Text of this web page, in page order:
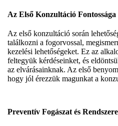
Az Első Konzultáció Fontossága
Az első konzultáció során
találkozni a fogorvossal,
kezelési lehetőségeket. Ez az
feltegyük kérdéseinket, és
az elvárásainknak. Az első
hogy jól érezzük magunkat a
Preventív Fogászat és